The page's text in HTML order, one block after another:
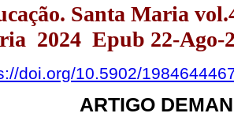
Santa Maria
2024 Epub 22-Ago-
doi.org/10.5902/
ARTIGO